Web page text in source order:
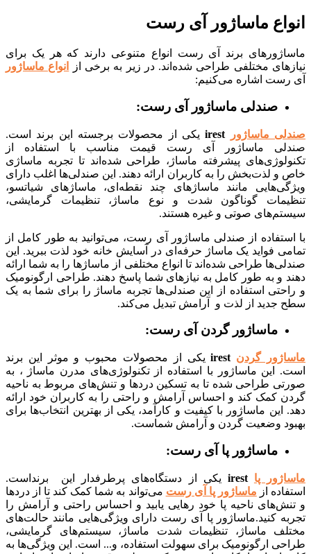
ماساژور آی رست
برند آی رست انواع متنوعی دارند که هر یک برای
مختلفی طراحی شده‌اند. در زیر به برخی ازانواع ماساژور
اشاره می‌کنیم:
صندلی ماساژور آی رست:
ماساژورirest
یکی از محصولات برجسته این برند است.
ماساژور آی رست قیمت مناسب با استفاده از
پیشرفته ماساژ، طراحی شده‌اند تا تجربه ماساژی
لذت‌بخش را به کاربران ارائه دهند. این صندلی‌ها اغلب دارای
مانند ماساژهای چند نقطه‌ای، ماساژهای شیاتسو،
گوناگون شدت و نوع ماساژ، تنظیمات گرمایشی،
صوتی و غیره هستند.
از صندلی ماساژور آی رست، می‌توانید به طور کامل از
فواید یک ماساژ حرفه‌ای در آسایش خانه خود لذت ببرید. این
طراحی شده‌اند تا انواع مختلفی از ماساژها را به شما ارائه
و به طور کامل به نیازهای شما پاسخ دهند. طراحی ارگونومیک
استفاده از این صندلی‌ها تجربه ماساژ را برای شما به یک
از لذت و آرامش تبدیل می‌کند.
ماساژور گردن آی رست:
گردن irest
یکی از محصولات محبوب و موثر این برند
این ماساژور با استفاده از تکنولوژی‌های مدرن ماساژ ، به
طراحی شده تا به تسکین دردها و تنش‌های مربوط به ناحیه
کمک کند و احساس آرامش و راحتی را به کاربران خود ارائه
ماساژور با کیفیت و کارآمد، یکی از بهترین انتخاب‌ها برای
وضعیت گردن و آرامش شماست.
ماساژور پا آی رست:
پا irest
یکی از دستگاه‌های پرطرفدار این برنداست.
ازماساژور پا آی رستمی‌تواند به شما کمک کند تا از دردها
ناحیه پا خود رهایی یابید و احساس راحتی و آرامش را
کنید.ماساژور پا آی رست دارای ویژگی‌هایی مانند حالت‌های
ماساژ، تنظیمات شدت ماساژ، سیستم‌های گرمایشی،
ارگونومیک برای سهولت استفاده، و... است. این ویژگی‌ها به